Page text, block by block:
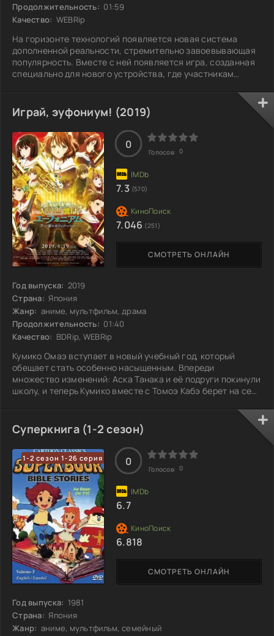
Продолжительность: 01:59
Качество: WEBRip
На горизонте технологий появляется новая система
дополненной реальности, стремительно завоевывающая
популярность. Вместе с ней появляется игра, созданная
специально для нового устройства, где участникам
номеру. Кирито и его друзья решают исследовать эту
новинку, полные надежд на интересные испытания и
веселье. Однако вскоре они осознают, что за игривой
оболочкой скрываются мрачные тайны. Игра, которая
казалась безобидной, начинает угрожать не только
Играй, эуфониум! (2019)
Год выпуска: 2019
Страна: Япония
Жанр: аниме, мультфильм, драма
Продолжительность: 01:40
Качество: BDRip, WEBRip
Кумико Омаэ вступает в новый учебный год, который
обещает стать особенно насыщенным. Впереди
множество изменений: Аска Танака и её подруги покинули
школу, и теперь Кумико вместе с Томоэ Кабэ берет на себя
новых лиц — Канадэ Хисаиши, Мотому Цукинага и сестры
Мирэй и Сацуки Сузуки. На горизонте уже маячит
музыкальный фестиваль «Sunrise», где им предстоит
продемонстрировать свои умения, а также
прослушивания в основной оркестр, проводимые суровым
СМОТРЕТЬ ОНЛАЙН
0
Голосов: 0
7.3 (570)
7.046 (251)
Суперкнига (1-2 сезон)
1-2 сезон 1-26 серия
Год выпуска: 1981
Страна: Япония
Жанр: аниме, мультфильм, семейный
СМОТРЕТЬ ОНЛАЙН
0
Голосов: 0
6.7
6.818